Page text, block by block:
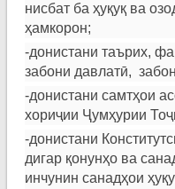
нисбат ба ҳуқуқ ва
ҳамкорон;
-донистани таърих,
забони давлатӣ,
-донистани самтҳои
хориҷии Ҷумҳурии
-донистани
дигар қонунҳо ва
инчунин санадҳои